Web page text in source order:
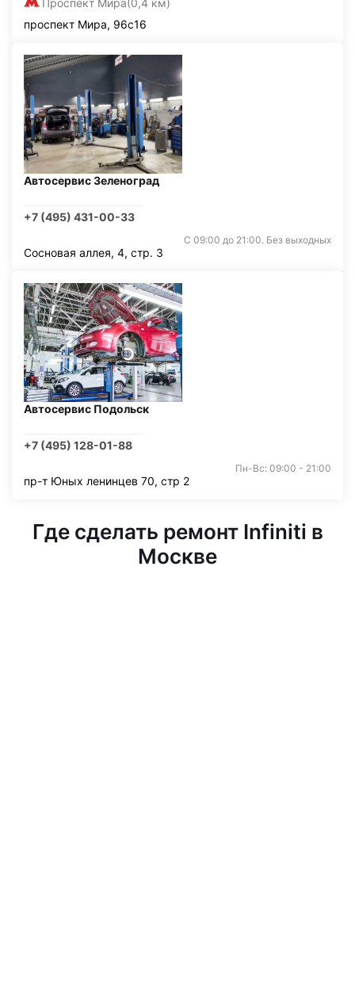
Проспект Мира(0,4 км)
проспект Мира, 96с16
Автосервис Зеленоград
+7 (495) 431-00-33
С 09:00 до 21:00. Без выходных
Сосновая аллея, 4, стр. 3
Автосервис Подольск
+7 (495) 128-01-88
Пн-Вс: 09:00 - 21:00
пр-т Юных ленинцев 70, стр 2
Где сделать ремонт Infiniti в
Москве